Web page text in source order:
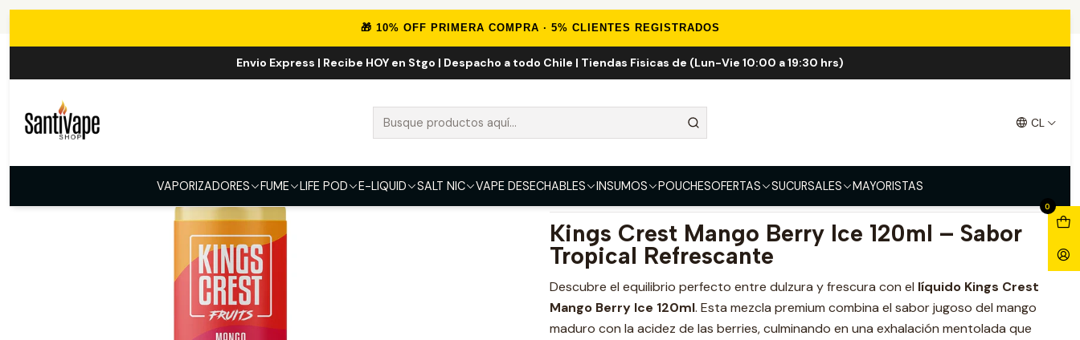
🎁 10% OFF PRIMERA COMPRA · 5% CLIENTES REGISTRADOS
Envio Express | Recibe HOY en Stgo | Despacho a todo Chile | Tiendas Fisicas de (Lun-Vie 10:00 a 19:30 hrs)
CL
VAPORIZADORES FUME LIFE POD E-LIQUID SALT NIC VAPE DESECHABLES INSUMOS POUCHESOFERTAS SUCURSALES MAYORISTAS
0
Kings Crest Mango Berry ICE 120ml
3mg
Kings Crest Mango Berry Ice 120ml – Sabor
Tropical Refrescante
Descubre el equilibrio perfecto entre dulzura y frescura con el líquido Kings Crest
Mango Berry Ice 120ml. Esta mezcla premium combina el sabor jugoso del mango
maduro con la acidez de las berries, culminando en una exhalación mentolada que